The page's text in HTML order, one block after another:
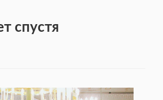
спустя